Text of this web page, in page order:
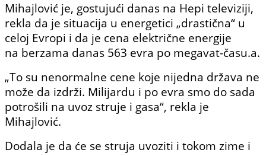
Mihajlović je, gostujući danas na Hepi televiziji,
rekla da je situacija u energetici „drastična“ u
celoj Evropi i da je cena električne energije
na berzama danas 563 evra po megavat-času.a.
„To su nenormalne cene koje nijedna država ne
može da izdrži. Milijardu i po evra smo do sada
potrošili na uvoz struje i gasa“, rekla je
Mihajlović.
Dodala je da će se struja uvoziti i tokom zime i